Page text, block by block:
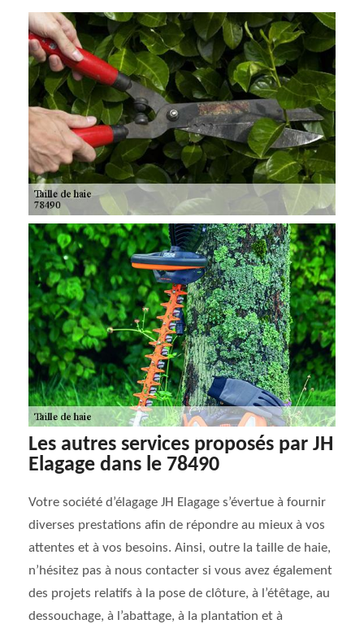
Les autres services proposés par JH
Elagage dans le 78490
Votre société d’élagage JH Elagage s’évertue à fournir
diverses prestations afin de répondre au mieux à vos
attentes et à vos besoins. Ainsi, outre la taille de haie,
n’hésitez pas à nous contacter si vous avez également
des projets relatifs à la pose de clôture, à l’étêtage, au
dessouchage, à l’abattage, à la plantation et à